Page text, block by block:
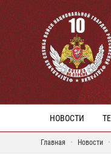
НОВОСТИ
Главная Новости